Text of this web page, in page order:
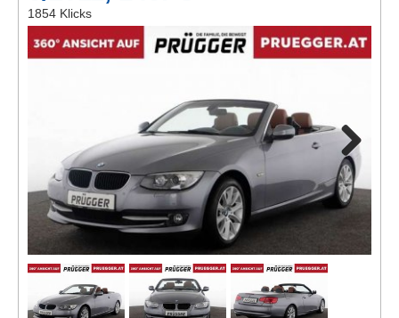
jetzt inserieren
Kontakt
AGB, Nutzungsbedingungen
1854 Klicks
Next